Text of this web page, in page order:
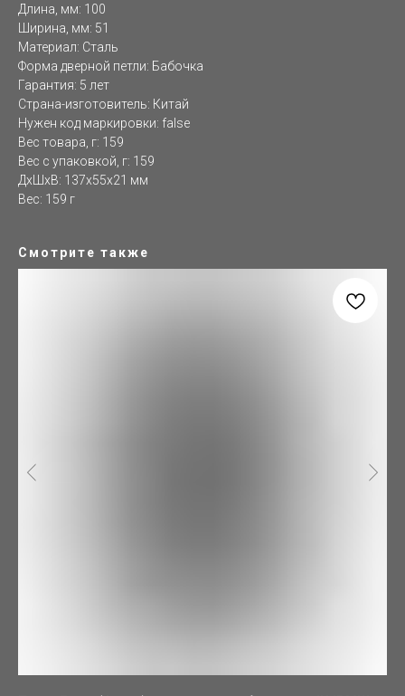
Длина, мм: 100
Ширина, мм: 51
Материал: Сталь
Форма дверной петли: Бабочка
Гарантия: 5 лет
Страна-изготовитель: Китай
Нужен код маркировки: false
Вес товара, г: 159
Вес с упаковкой, г: 159
ДxШxВ: 137x55x21 мм
Вес: 159 г
Смотрите также